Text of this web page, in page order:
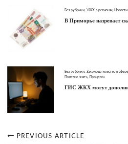
Без рубрики ЖКХ в регионах
В Приморье назревает
Без рубрики Законодательство в
Полезно знать, Процессы
ГИС ЖКХ могут
PREVIOUS ARTICLE